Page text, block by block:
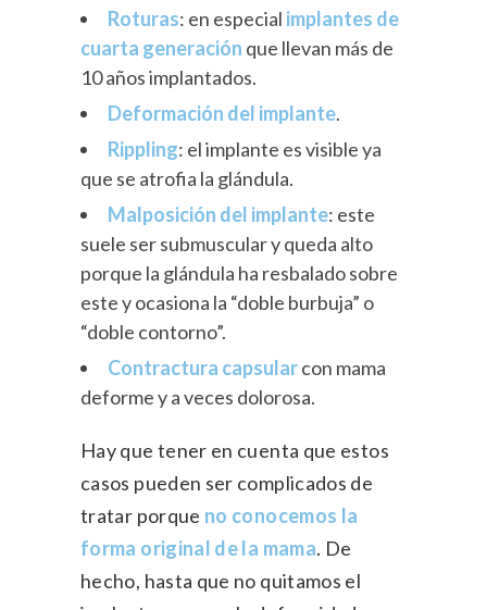
Roturas: en especial implantes de
cuarta generación que llevan más de
10 años implantados.
Deformación del implante.
Rippling: el implante es visible ya
que se atrofia la glándula.
Malposición del implante: este
suele ser submuscular y queda alto
porque la glándula ha resbalado sobre
este y ocasiona la “doble burbuja” o
“doble contorno”.
Contractura capsularcon mama
deforme y a veces dolorosa.
Hay que tener en cuenta que estos
casos pueden ser complicados de
tratar porque no conocemos la
forma original de la mama. De
hecho, hasta que no quitamos el